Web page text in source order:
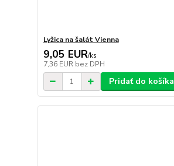
Lyžica na šalát Vienna
9,05 EUR/ks
7,36 EUR bez DPH
Pridať do košíka